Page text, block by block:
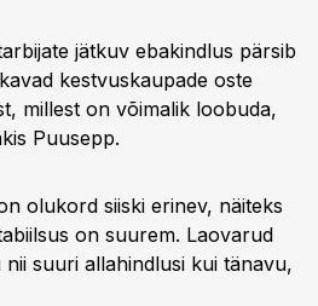
jätkuv ebakindlus pärsib
kestvuskaupade oste
millest on võimalik loobuda,
Puusepp.
olukord siiski erinev, näiteks
on suurem. Laovarud
suuri allahindlusi kui tänavu,